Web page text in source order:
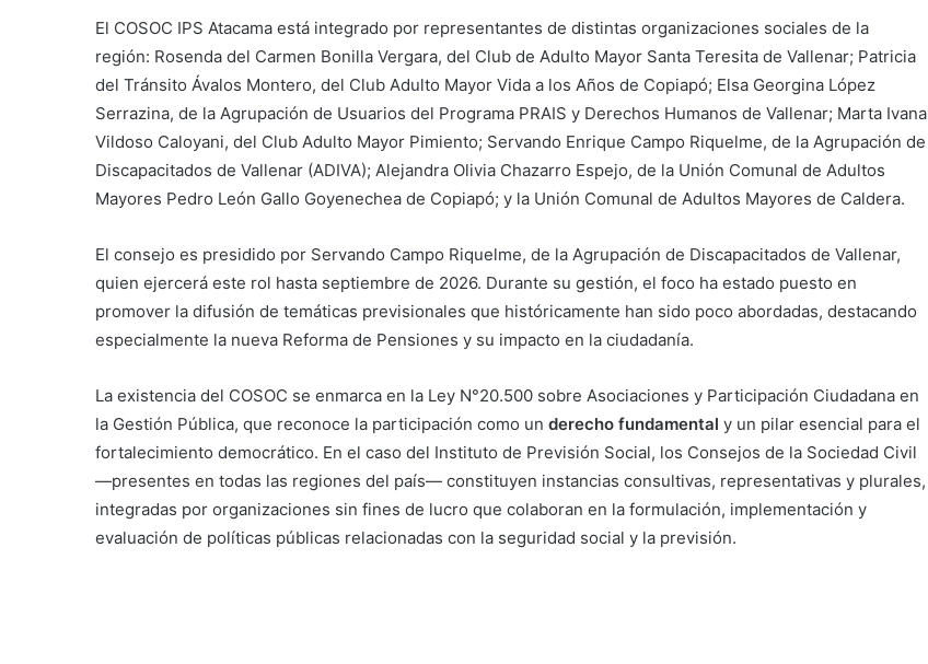
El COSOC IPS Atacama está integrado por representantes de distintas organizaciones sociales de la
región: Rosenda del Carmen Bonilla Vergara, del Club de Adulto Mayor Santa Teresita de Vallenar; Patricia
del Tránsito Ávalos Montero, del Club Adulto Mayor Vida a los Años de Copiapó; Elsa Georgina López
Serrazina, de la Agrupación de Usuarios del Programa PRAIS y Derechos Humanos de Vallenar; Marta Ivana
Vildoso Caloyani, del Club Adulto Mayor Pimiento; Servando Enrique Campo Riquelme, de la Agrupación de
Discapacitados de Vallenar (ADIVA); Alejandra Olivia Chazarro Espejo, de la Unión Comunal de Adultos
Mayores Pedro León Gallo Goyenechea de Copiapó; y la Unión Comunal de Adultos Mayores de Caldera.
El consejo es presidido por Servando Campo Riquelme, de la Agrupación de Discapacitados de Vallenar,
quien ejercerá este rol hasta septiembre de 2026. Durante su gestión, el foco ha estado puesto en
promover la difusión de temáticas previsionales que históricamente han sido poco abordadas, destacando
especialmente la nueva Reforma de Pensiones y su impacto en la ciudadanía.
La existencia del COSOC se enmarca en la Ley N°20.500 sobre Asociaciones y Participación Ciudadana en
la Gestión Pública, que reconoce la participación como un derecho fundamental y un pilar esencial para el
fortalecimiento democrático. En el caso del Instituto de Previsión Social, los Consejos de la Sociedad Civil
—presentes en todas las regiones del país— constituyen instancias consultivas, representativas y plurales,
integradas por organizaciones sin fines de lucro que colaboran en la formulación, implementación y
evaluación de políticas públicas relacionadas con la seguridad social y la previsión.